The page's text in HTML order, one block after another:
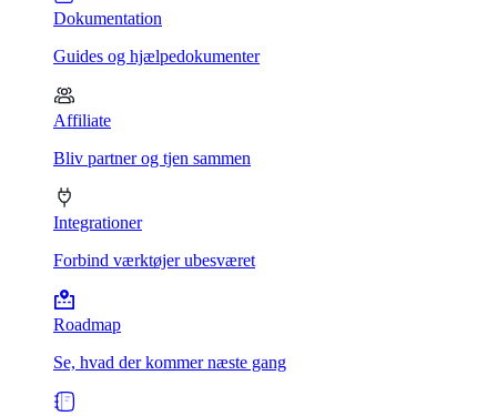
Dokumentation
Guides og hjælpedokumenter
Affiliate
Bliv partner og tjen sammen
Integrationer
Forbind værktøjer ubesværet
Roadmap
Se, hvad der kommer næste gang